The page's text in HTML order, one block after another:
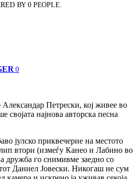
BY0 PEOPLE.
0
Петрески, кој живее во
својата најнова авторска песна
јулско приквечерие на местото
втори (измеѓу Канео и Лабино во
дружба го снимивме заедно со
Даниел Јовески. Никогаш не сум